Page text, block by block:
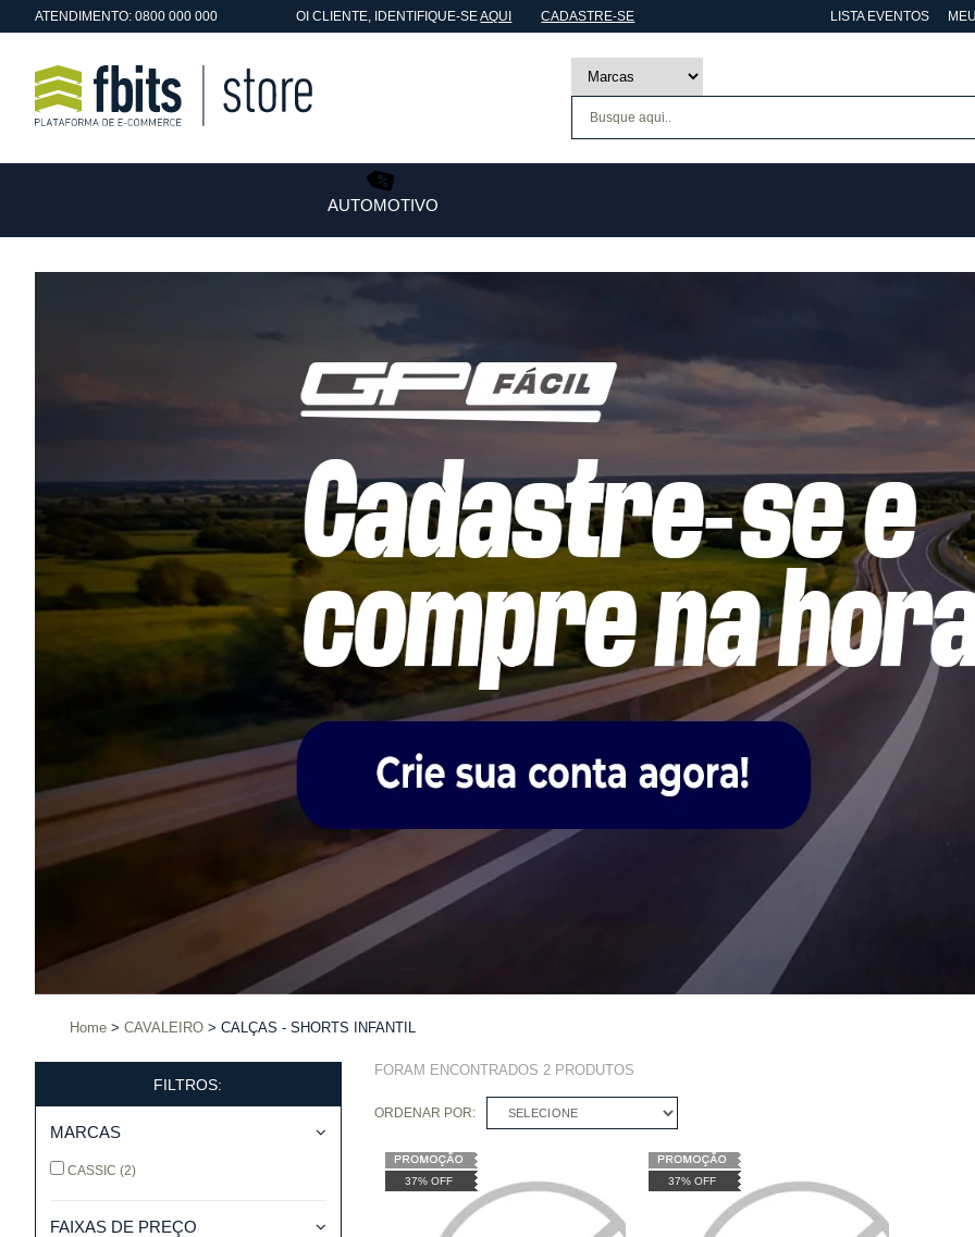
ATENDIMENTO: 0800 000 000 OICLIENTE, IDENTIFIQUE-SEAQUI CADASTRE-SE LISTA EVENTOS
AUTOMOTIVO
Home CAVALEIRO CALÇAS - SHORTS INFANTIL
FILTROS:
MARCAS
CASSIC (2)
FAIXAS DE PREÇO
FORAM ENCONTRADOS 2PRODUTOS
ORDENAR POR: SELECIONE
37% OFF 37% OFF